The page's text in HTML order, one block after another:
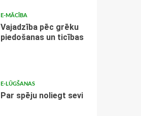
E-MĀCĪBA
Vajadzība pēc grēku
piedošanas un ticības
E-LŪGŠANAS
Par spēju noliegt sevi